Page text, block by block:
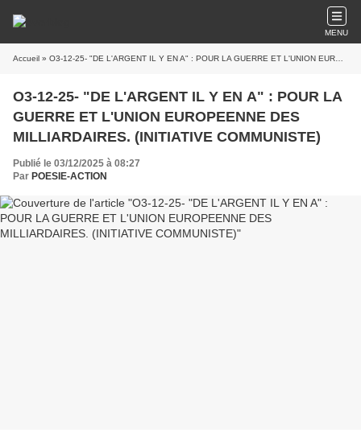
MENU
Accueil » O3-12-25- "DE L'ARGENT IL Y EN A" : POUR LA GUERRE ET L'UNION EUROPEENNE DES MILLIARDAIRES. (INITIATIVE COMMUNISTE)
O3-12-25- "DE L'ARGENT IL Y EN A" : POUR LA
GUERRE ET L'UNION EUROPEENNE DES
MILLIARDAIRES. (INITIATIVE COMMUNISTE)
Publié le 03/12/2025 à 08:27
Par POESIE-ACTION